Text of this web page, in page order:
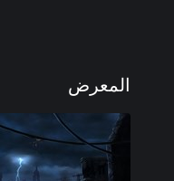
المعرض